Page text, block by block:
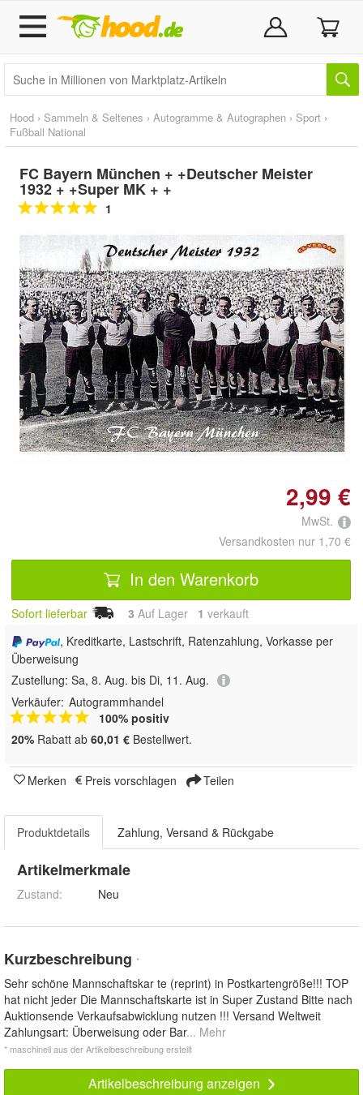
Hood › Sammeln & Seltenes › Autogramme & Autographen › Sport ›
Fußball National
FC Bayern München + +Deutscher Meister
1932 + +Super MK + +
1
Doppelt antippen zum
vergrößern
2,99 €
MwSt.
Versandkosten nur 1,70 €
In den Warenkorb
Sofort lieferbar 3 Auf Lager 1 verkauft
, Kreditkarte, Lastschrift, Ratenzahlung, Vorkasse per
Überweisung
Zustellung: Sa, 8. Aug. bis Di, 11. Aug.
Verkäufer: Autogrammhandel
100% positiv
20% Rabatt ab 60,01 € Bestellwert.
Merken Preis vorschlagen Teilen
Produktdetails Zahlung, Versand & Rückgabe
Artikelmerkmale
Zustand: Neu
Kurzbeschreibung *
Sehr schöne Mannschaftskar te (reprint) in Postkartengröße!!! TOP
hat nicht jeder Die Mannschaftskarte ist in Super Zustand Bitte nach
Auktionsende Verkaufsabwicklung nutzen !!! Versand Weltweit
Zahlungsart: Überweisung oder Bar... Mehr
* maschinell aus der Artikelbeschreibung erstellt
Artikelbeschreibung anzeigen